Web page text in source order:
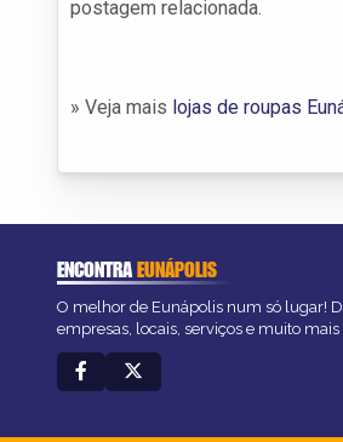
postagem relacionada.
» Veja mais lojas de roupas
ENCONTRAEUNÁPOLIS
O melhor de Eunápolis num só lugar!
empresas, locais, serviços e muito